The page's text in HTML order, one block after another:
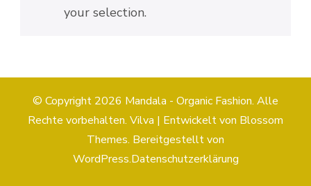
your selection.
© Copyright 2026 Mandala - Organic Fashion. Alle
Rechte vorbehalten. Vilva | Entwickelt von Blossom
Themes. Bereitgestellt von
WordPress.Datenschutzerklärung